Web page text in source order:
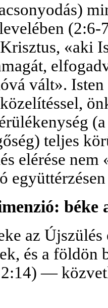
(2:6-
«aki
vált».
teljes
elérése nem
béke
az
és a földön
—